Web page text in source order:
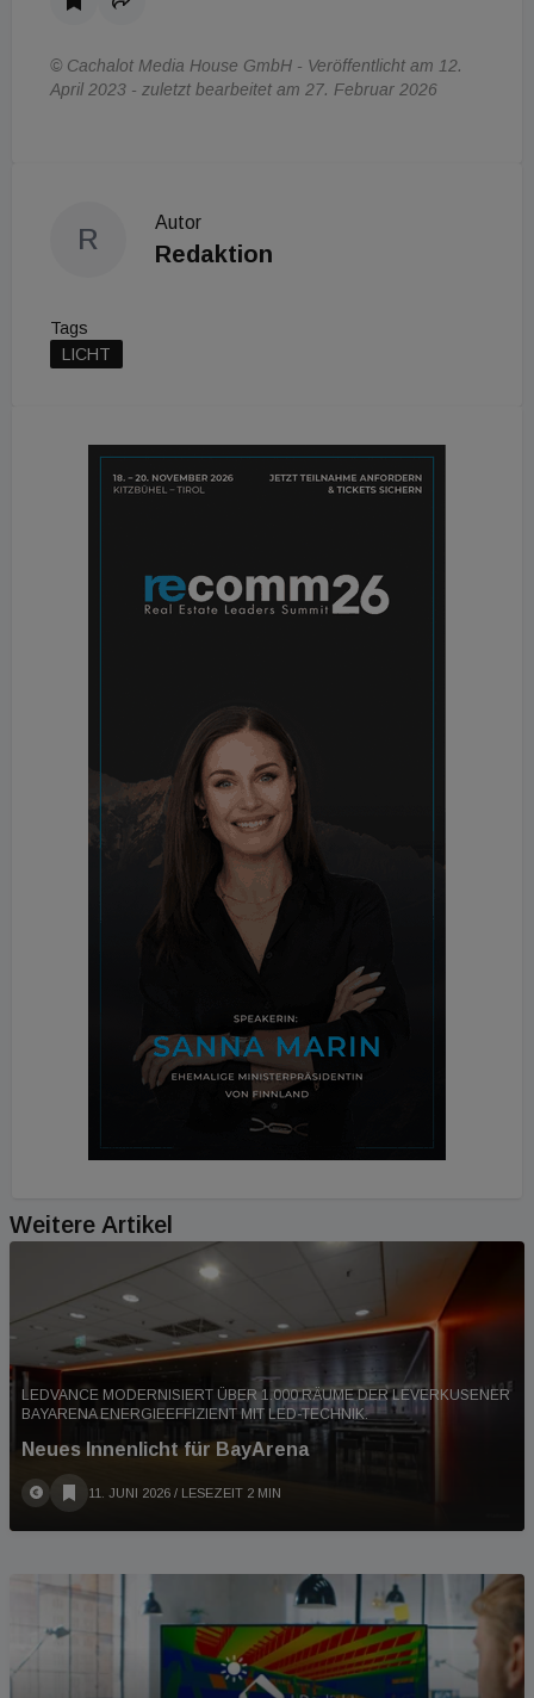
© Cachalot Media House GmbH - Veröffentlicht am 12.
April 2023 - zuletzt bearbeitet am 27. Februar 2026
R
Autor
Redaktion
Tags
LICHT
Weitere Artikel
LEDVANCE MODERNISIERT ÜBER 1.000 RÄUME DER LEVERKUSENER
BAYARENA ENERGIEEFFIZIENT MIT LED-TECHNIK.
Neues Innenlicht für BayArena
11. JUNI 2026 / LESEZEIT 2 MIN